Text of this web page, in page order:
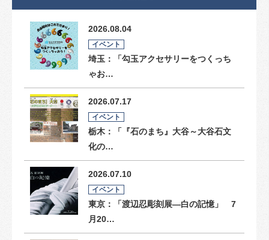
2026.08.04
イベント
埼玉：「勾玉アクセサリーをつくっち
ゃお…
2026.07.17
イベント
栃木：「『石のまち』大谷～大谷石文
化の…
2026.07.10
イベント
東京：「渡辺忍彫刻展―白の記憶」 7
月20…